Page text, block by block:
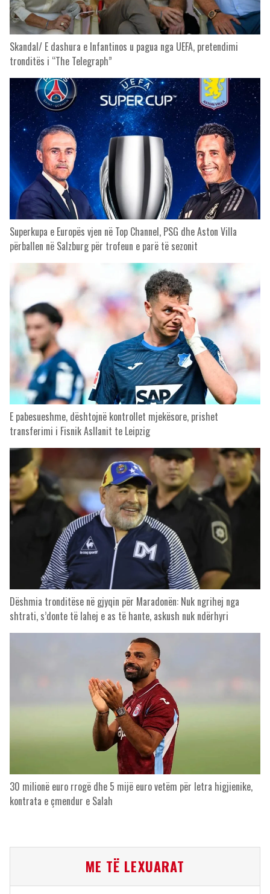
Skandal/ E dashura e Infantinos u pagua nga UEFA, pretendimi
tronditës i “The Telegraph”
Superkupa e Europës vjen në Top Channel, PSG dhe Aston Villa
përballen në Salzburg për trofeun e parë të sezonit
E pabesueshme, dështojnë kontrollet mjekësore, prishet
transferimi i Fisnik Asllanit te Leipzig
Dëshmia tronditëse në gjyqin për Maradonën: Nuk ngrihej nga
shtrati, s’donte të lahej e as të hante, askush nuk ndërhyri
30 milionë euro rrogë dhe 5 mijë euro vetëm për letra higjienike,
kontrata e çmendur e Salah
ME TË LEXUARAT